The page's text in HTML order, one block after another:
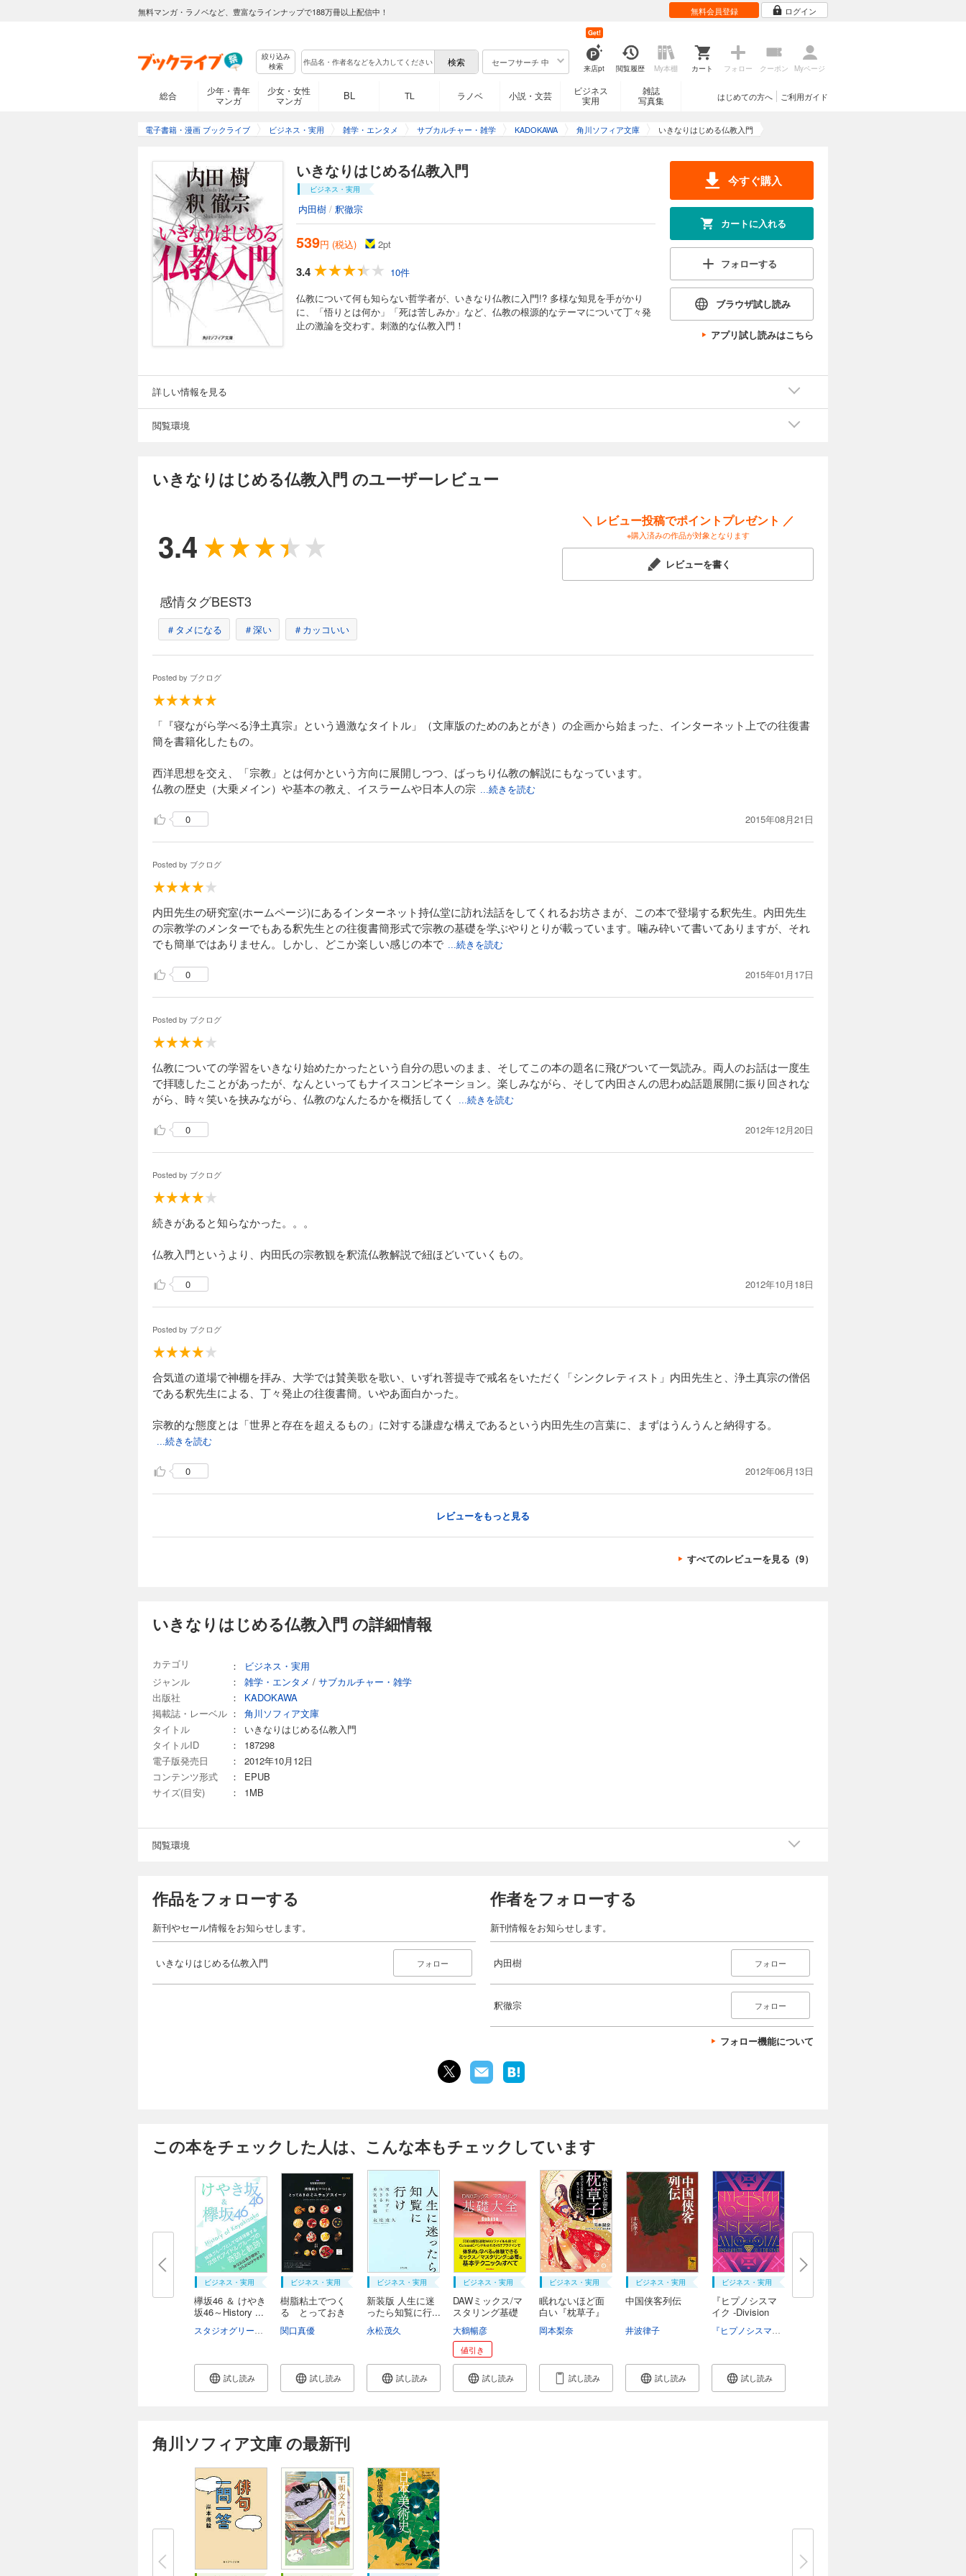
無料マンガ・ラノベなど、豊富なラインナップで188万冊以上配信中！ 無料会員登録 ログイン
絞り込み
検索
セーフサーチ 中
来店pt
Get!
閲覧履歴 My本棚 カート フォロー クーポン Myページ
総合
少年・青年
マンガ
少女・女性
マンガ
BL TL ラノベ 小説・文芸
ビジネス
実用
雑誌
写真集
ご利用ガイド
はじめての方へ
電子書籍・漫画 ブックライブ ビジネス・実用 雑学・エンタメ サブカルチャー・雑学 KADOKAWA 角川ソフィア文庫 いきなりはじめる仏教入門
いきなりはじめる仏教入門
ビジネス・実用
内田樹 / 釈徹宗
539円 (税込) 2pt
3.4
10件
仏教について何も知らない哲学者が、いきなり仏教に入門!? 多様な知見を手がかり
に、「悟りとは何か」「死は苦しみか」など、仏教の根源的なテーマについて丁々発
止の激論を交わす。刺激的な仏教入門！
今すぐ購入
カートに入れる
フォローする
ブラウザ試し読み
アプリ試し読みはこちら
詳しい情報を見る
閲覧環境
いきなりはじめる仏教入門 のユーザーレビュー
3.4
＼ レビュー投稿でポイントプレゼント ／
※購入済みの作品が対象となります
レビューを書く
感情タグBEST3
＃タメになる ＃深い ＃カッコいい
Posted by ブクログ
「『寝ながら学べる浄土真宗』という過激なタイトル」（文庫版のためのあとがき）の企画から始まった、インターネット上での往復書
簡を書籍化したもの。
西洋思想を交え、「宗教」とは何かという方向に展開しつつ、ばっちり仏教の解説にもなっています。
仏教の歴史（大乗メイン）や基本の教え、イスラームや日本人の宗
...続きを読む
0 2015年08月21日
Posted by ブクログ
内田先生の研究室(ホームページ)にあるインターネット持仏堂に訪れ法話をしてくれるお坊さまが、この本で登場する釈先生。内田先生
の宗教学のメンターでもある釈先生との往復書簡形式で宗教の基礎を学ぶやりとりが載っています。噛み砕いて書いてありますが、それ
でも簡単ではありません。しかし、どこか楽しい感じの本で
...続きを読む
0 2015年01月17日
Posted by ブクログ
仏教についての学習をいきなり始めたかったという自分の思いのまま、そしてこの本の題名に飛びついて一気読み。両人のお話は一度生
で拝聴したことがあったが、なんといってもナイスコンビネーション。楽しみながら、そして内田さんの思わぬ話題展開に振り回されな
がら、時々笑いを挟みながら、仏教のなんたるかを概括してく
...続きを読む
0 2012年12月20日
Posted by ブクログ
続きがあると知らなかった。。。
仏教入門というより、内田氏の宗教観を釈流仏教解説で紐ほどいていくもの。
0 2012年10月18日
Posted by ブクログ
合気道の道場で神棚を拝み、大学では賛美歌を歌い、いずれ菩提寺で戒名をいただく「シンクレティスト」内田先生と、浄土真宗の僧侶
である釈先生による、丁々発止の往復書簡。いやあ面白かった。
宗教的な態度とは「世界と存在を超えるもの」に対する謙虚な構えであるという内田先生の言葉に、まずはうんうんと納得する。
...続きを読む
0 2012年06月13日
レビューをもっと見る
すべてのレビューを見る（9）
いきなりはじめる仏教入門 の詳細情報
カテゴリ ：
ビジネス・実用
ジャンル
： 雑学・エンタメ / サブカルチャー・雑学
出版社
：
KADOKAWA
掲載誌・レーベル ：
角川ソフィア文庫
タイトル
：
いきなりはじめる仏教入門
タイトルID
：
187298
電子版発売日
：
2012年10月12日
コンテンツ形式
：
EPUB
サイズ(目安)
： 1MB
閲覧環境
作品をフォローする
新刊やセール情報をお知らせします。
いきなりはじめる仏教入門 フォロー
作者をフォローする
新刊情報をお知らせします。
内田樹 フォロー
釈徹宗 フォロー
フォロー機能について
この本をチェックした人は、こんな本もチェックしています
ビジネス・実用
欅坂46 ＆ けやき
坂46～History ...
試し読み
ビジネス・実用
樹脂粘土でつく
る とっておき
関口真優
試し読み
ビジネス・実用
新装版 人生に迷
ったら知覧に行...
永松茂久
試し読み
ビジネス・実用
DAWミックス/マ
スタリング基礎
大鶴暢彦
値引き
試し読み
ビジネス・実用
眠れないほど面
白い『枕草子』
岡本梨奈
試し読み
ビジネス・実用
中国侠客列伝
井波律子
試し読み
ビジネス・実用
『ヒプノシスマ
イク -Division
試し読み
角川ソフィア文庫 の最新刊